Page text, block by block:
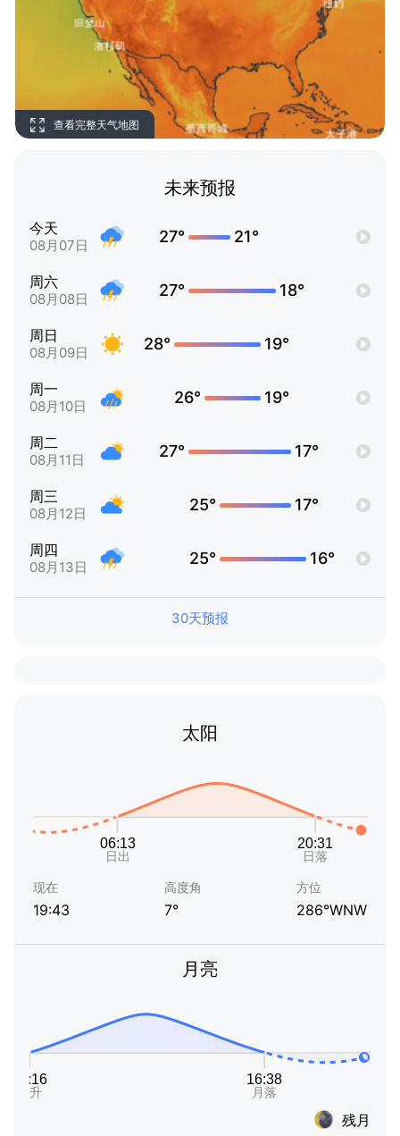
查看完整天气地图
未来预报
今天
08月07日 27° 21°
周六
08月08日 27° 18°
周日
08月09日 28° 19°
周一
08月10日 26° 19°
周二
08月11日 27° 17°
周三
08月12日 25° 17°
周四
08月13日 25° 16°
30天预报
太阳
现在
19:43
高度角
7°
方位
286°WNW
月亮
残月